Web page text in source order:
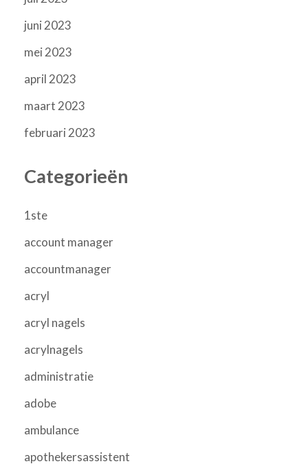
juni 2023
mei 2023
april 2023
maart 2023
februari 2023
Categorieën
1ste
account manager
accountmanager
acryl
acryl nagels
acrylnagels
administratie
adobe
ambulance
apothekersassistent